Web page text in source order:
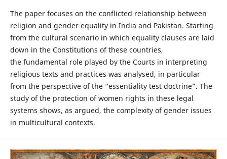
The paper focuses on the conflicted relationship between
religion and gender equality in India and Pakistan. Starting
from the cultural scenario in which equality clauses are laid
down in the Constitutions of these countries,
the fundamental role played by the Courts in interpreting
religious texts and practices was analysed, in particular
from the perspective of the “essentiality test doctrine”. The
study of the protection of women rights in these legal
systems shows, as argued, the complexity of gender issues
in multicultural contexts.